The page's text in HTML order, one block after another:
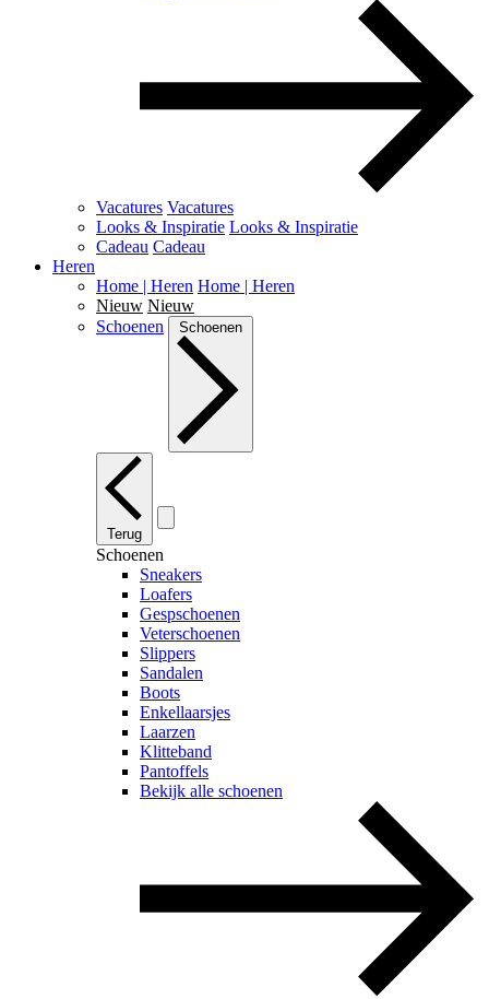
Vacatures Vacatures
Looks & Inspiratie Looks & Inspiratie
Cadeau Cadeau
Heren
Home | Heren Home | Heren
Nieuw Nieuw
Schoenen
Schoenen
Terug
Schoenen
Sneakers
Loafers
Gespschoenen
Veterschoenen
Slippers
Sandalen
Boots
Enkellaarsjes
Laarzen
Klitteband
Pantoffels
Bekijk alle schoenen